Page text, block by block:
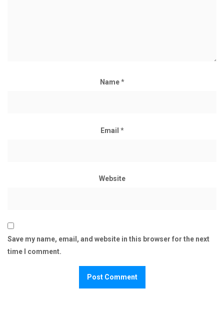
Name*
Email *
Website
Save my name, email, and website in this browser for the next
time I comment.